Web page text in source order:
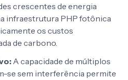
crescentes de energia
infraestrutura PHP fotônica
os custos
de carbono.
A capacidade de múltiplos
se sem interferência permite